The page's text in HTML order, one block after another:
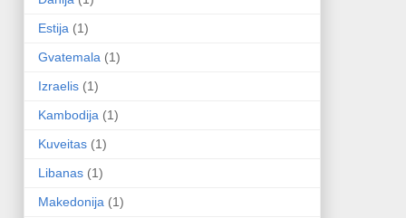
Estija (1)
Gvatemala (1)
Izraelis (1)
Kambodija (1)
Kuveitas (1)
Libanas (1)
Makedonija (1)